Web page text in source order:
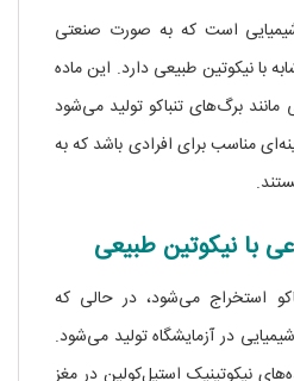
است که به صورت صنعتی
با نیکوتین طبیعی دارد. این ماده
مانند برگ‌های تنباکو تولید می‌شود
مناسب برای افرادی باشد که به
با نیکوتین طبیعی
استخراج می‌شود، در حالی که
در آزمایشگاه تولید می‌شود.
نیکوتینیک استیل‌کولین در مغز